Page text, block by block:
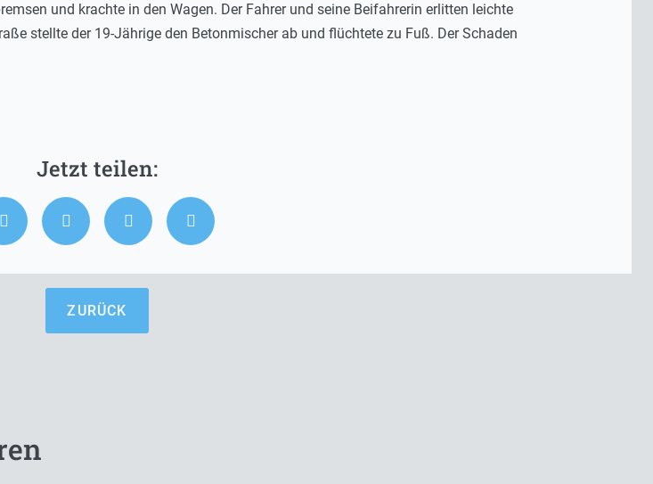
und krachte in den Wagen. Der Fahrer und seine Beifahrerin erlitten leichte
stellte der 19-Jährige den Betonmischer ab und flüchtete zu Fuß. Der Schaden
ZURÜCK